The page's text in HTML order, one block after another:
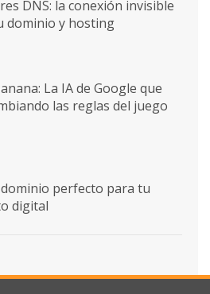
DNS: la conexión invisible
dominio y hosting
La IA de Google que
las reglas del juego
dominio perfecto para tu
digital